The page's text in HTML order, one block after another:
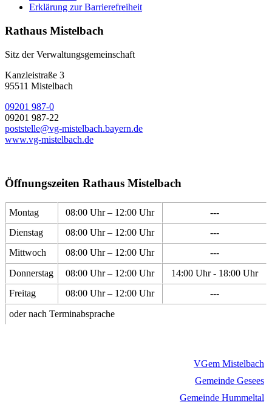
Erklärung zur Barrierefreiheit
Rathaus Mistelbach
Sitz der Verwaltungsgemeinschaft
Kanzleistraße 3
95511 Mistelbach
09201 987-0
09201 987-22
poststelle@vg-mistelbach.bayern.de
www.vg-mistelbach.de
Öffnungszeiten Rathaus Mistelbach
Montag 08:00 Uhr – 12:00 Uhr
---
Dienstag
08:00 Uhr – 12:00 Uhr
---
Mittwoch
08:00 Uhr – 12:00 Uhr
---
Donnerstag
08:00 Uhr – 12:00 Uhr
14:00 Uhr - 18:00 Uhr
Freitag
08:00 Uhr – 12:00 Uhr
---
oder nach Terminabsprache
VGem Mistelbach
Gemeinde Gesees
Gemeinde Hummeltal